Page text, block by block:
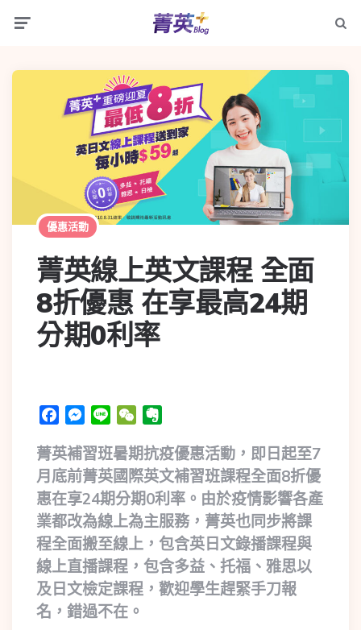
優惠活動
菁英線上英文課程 全面
8折優惠 在享最高24期
分期0利率
FacebookMessenger
Line WeChat
菁英補習班暑期抗疫優惠活動，即日起至7
月底前菁英國際英文補習班課程全面8折優
惠在享24期分期0利率。由於疫情影響各產
業都改為線上為主服務，菁英也同步將課
程全面搬至線上，包含英日文錄播課程與
線上直播課程，包含多益、托福、雅思以
及日文檢定課程，歡迎學生趕緊手刀報
名，錯過不在。